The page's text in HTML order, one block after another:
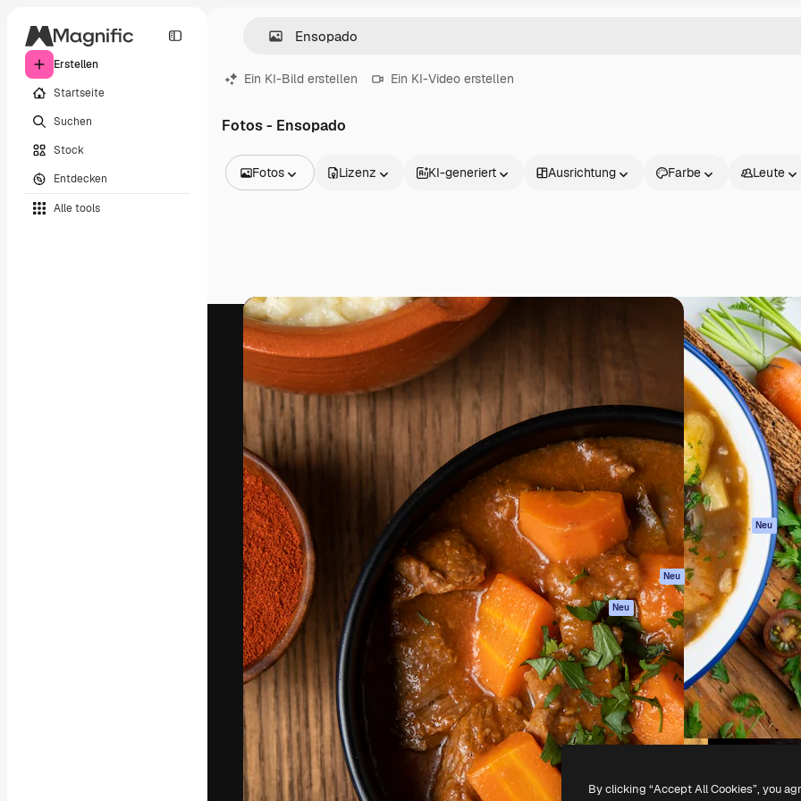
Erstellen
Startseite
Suchen
Stock
Entdecken
Alle tools
Ein KI-Bild erstellen Ein KI-Video erstellen
Fotos - Ensopado
Fotos
Videos
Filmmaterial
Motion Graphics
Videovorlagen
3D-Modelle
Schriftarten
Lizenz KI-generiert Ausrichtung Farbe Leute
Die kreative Plattform, um deine beste
Arbeit zu verwirklichen. Mehr als 1 Million
Abonnenten unter Kreativen, Unternehmen,
Agenturen und Studios.
Produkte
KI-Assistent
KI-Bildgenerator
KI-Videogenerator
KI-
Stimmengenerator
Stock-Inhalte
MCP für
Claude/ChatGPT
Neu
Agenten Neu
API
Mobile App
Alle Magnific-Tools
Loslegen
Academy
Dokumentation
Support
AGB
Originale Neu
Cookie-Richtlinie
Partner
Unternehmen
Copyright © 2010-2026Freepik Company S.L.U. Alle Rechte vorbehalten.
By clicking “Accept All Cookies”, you